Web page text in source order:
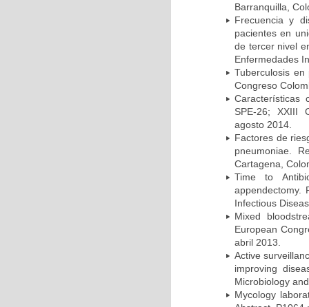
Barranquilla,
Frecuencia y
pacientes en
de tercer nivel
Enfermedades
Tuberculosis
Congreso
Características
SPE-26; XXIII
agosto 2014.
Factores de
pneumoniae.
Cartagena,
Time to
appendectomy.
Infectious
Mixed
European
abril 2013.
Active
improving
Microbiology
Mycology